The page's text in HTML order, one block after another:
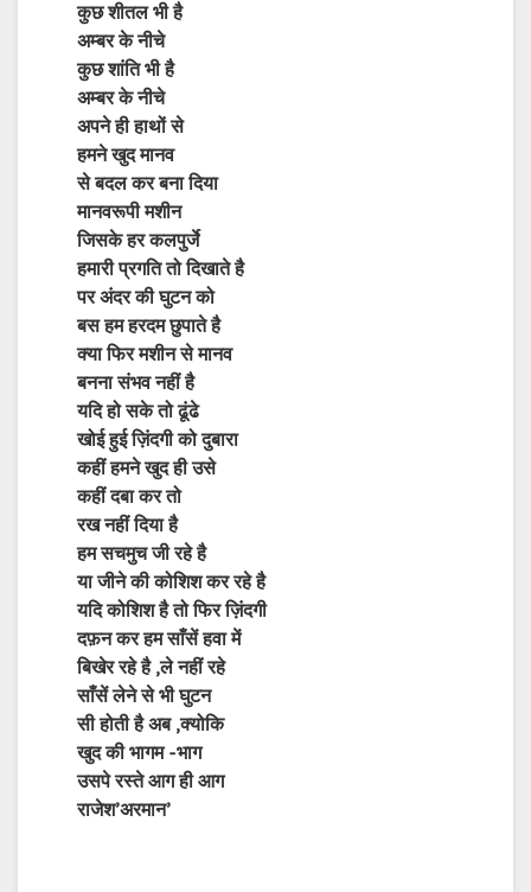
कुछ शीतल भी है
अम्बर के नीचे
कुछ शांति भी है
अम्बर के नीचे
अपने ही हाथों से
हमने खुद मानव
से बदल कर बना दिया
मानवरूपी मशीन
जिसके हर कलपुर्जे
हमारी प्रगति तो दिखाते है
पर अंदर की घुटन को
बस हम हरदम छुपाते है
क्या फिर मशीन से मानव
बनना संभव नहीं है
यदि हो सके तो ढूंढे
खोई हुई ज़िंदगी को दुबारा
कहीं हमने खुद ही उसे
कहीं दबा कर तो
रख नहीं दिया है
हम सचमुच जी रहे है
या जीने की कोशिश कर रहे है
यदि कोशिश है तो फिर ज़िंदगी
दफ़न कर हम साँसें हवा में
बिखेर रहे है ,ले नहीं रहे
साँसें लेने से भी घुटन
सी होती है अब ,क्योकि
खुद की भागम -भाग
उसपे रस्ते आग ही आग
राजेश’अरमान’